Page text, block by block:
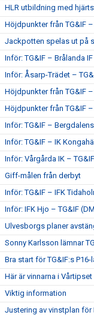
HLR utbildning med
Höjdpunkter från TG&IF
Jackpotten spelas ut på
Inför: TG&IF – Brålanda IF
Inför: Åsarp-Trädet –
Höjdpunkter från TG&IF
Höjdpunkter från TG&IF
Inför: TG&IF –
Inför: TG&IF – IK
Inför: Vårgårda IK – TG&IF
Giff-målen från derbyt
Inför: TG&IF – IFK
Inför: IFK Hjo – TG&IF
Ulvesborgs planer
Sonny Karlsson lämnar
Bra start för TG&IF:s P16-
Här är vinnarna i Vårtipset
Viktig information
Justering av vinstplan för